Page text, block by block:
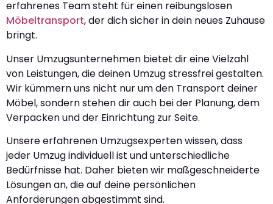
erfahrenes Team steht für einen reibungslosen
Möbeltransport, der dich sicher in dein neues Zuhause
bringt.
Unser Umzugsunternehmen bietet dir eine Vielzahl
von Leistungen, die deinen Umzug stressfrei gestalten.
Wir kümmern uns nicht nur um den Transport deiner
Möbel, sondern stehen dir auch bei der Planung, dem
Verpacken und der Einrichtung zur Seite.
Unsere erfahrenen Umzugsexperten wissen, dass
jeder Umzug individuell ist und unterschiedliche
Bedürfnisse hat. Daher bieten wir maßgeschneiderte
Lösungen an, die auf deine persönlichen
Anforderungen abgestimmt sind.